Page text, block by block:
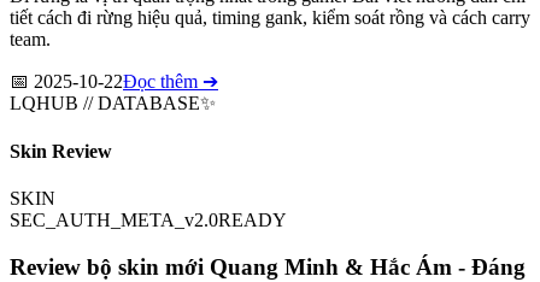
tiết cách đi rừng hiệu quả, timing gank, kiểm soát rồng và cách carry
team.
📅 2025-10-22Đọc thêm ➔
LQHUB // DATABASE✨
Skin Review
SKIN
SEC_AUTH_META_v2.0READY
Review bộ skin mới Quang Minh & Hắc Ám - Đáng